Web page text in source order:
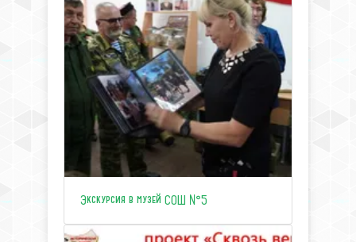
Экскурсия в музей СОШ №5